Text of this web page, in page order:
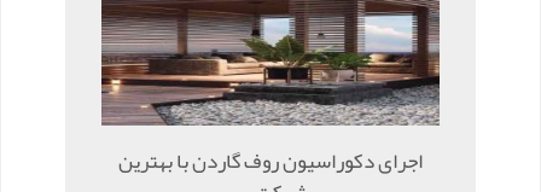
اجرای دکوراسیون روف گاردن با بهترین